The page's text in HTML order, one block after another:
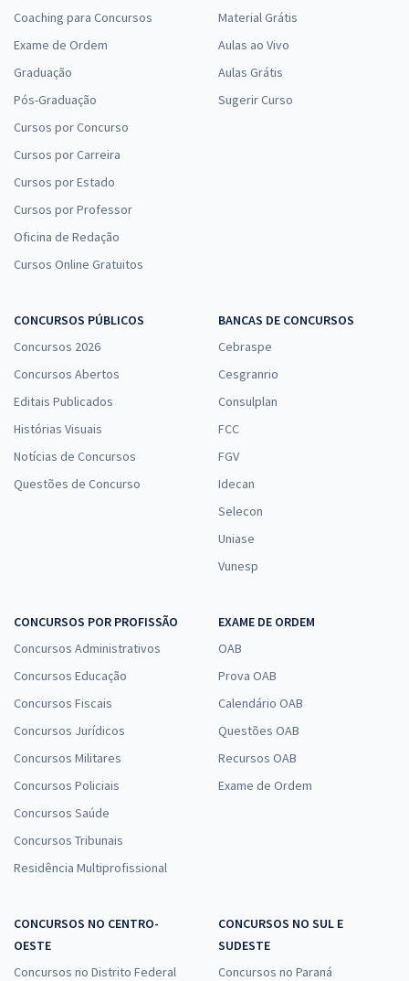
Coaching para Concursos
Exame de Ordem
Graduação
Pós-Graduação
Cursos por Concurso
Cursos por Carreira
Cursos por Estado
Cursos por Professor
Oficina de Redação
Cursos Online Gratuitos
Material Grátis
Aulas ao Vivo
Aulas Grátis
Sugerir Curso
CONCURSOS PÚBLICOS
Concursos 2026
Concursos Abertos
Editais Publicados
Histórias Visuais
Notícias de Concursos
Questões de Concurso
BANCAS DE CONCURSOS
Cebraspe
Cesgranrio
Consulplan
FCC
FGV
Idecan
Selecon
Uniase
Vunesp
CONCURSOS POR PROFISSÃO
Concursos Administrativos
Concursos Educação
Concursos Fiscais
Concursos Jurídicos
Concursos Militares
Concursos Policiais
Concursos Saúde
Concursos Tribunais
Residência Multiprofissional
EXAME DE ORDEM
OAB
Prova OAB
Calendário OAB
Questões OAB
Recursos OAB
Exame de Ordem
CONCURSOS NO CENTRO-
OESTE
Concursos no Distrito Federal
CONCURSOS NO SUL E
SUDESTE
Concursos no Paraná